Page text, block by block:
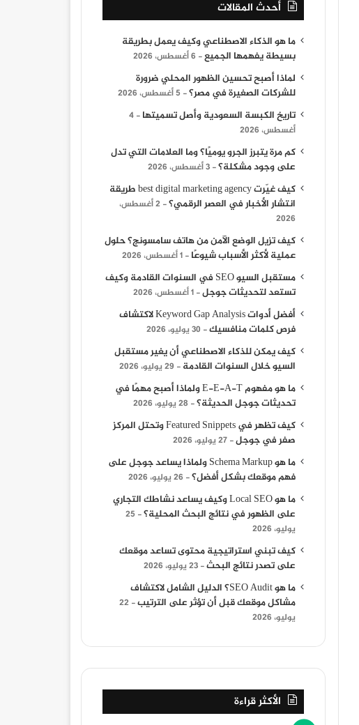
أحدث المقالات
ما هو الذكاء الاصطناعي وكيف يعمل بطريقة
بسيطة يفهمها الجميع
6 أغسطس، 2026
لماذا أصبح تحسين الظهور المحلي ضرورة
للشركات الصغيرة في مصر؟
5 أغسطس، 2026
تاريخ الكبسة السعودية وأصل تسميتها
4
أغسطس، 2026
كم مرة يتبرز الجرو يوميًا؟ وما العلامات التي تدل
على وجود مشكلة؟
3 أغسطس، 2026
كيف غيّرت best digital marketing agency طريقة
انتشار الأخبار في العصر الرقمي؟
2 أغسطس،
2026
كيف تزيل الوضع الآمن من هاتف سامسونج؟ حلول
عملية لأكثر الأسباب شيوعًا
1 أغسطس، 2026
مستقبل السيو SEO في السنوات القادمة وكيف
تستعد لتحديثات جوجل
1 أغسطس، 2026
أفضل أدوات Keyword Gap Analysis لاكتشاف
فرص كلمات منافسيك
30 يوليو، 2026
كيف يمكن للذكاء الاصطناعي أن يغير مستقبل
السيو خلال السنوات القادمة
29 يوليو، 2026
ما هو مفهوم E-E-A-T ولماذا أصبح مهمًا في
تحديثات جوجل الحديثة؟
28 يوليو، 2026
كيف تظهر في Featured Snippets وتحتل المركز
صفر في جوجل
27 يوليو، 2026
ما هو Schema Markup ولماذا يساعد جوجل على
فهم موقعك بشكل أفضل؟
26 يوليو، 2026
ما هو Local SEO وكيف يساعد نشاطك التجاري
على الظهور في نتائج البحث المحلية؟
25
يوليو، 2026
كيف تبني استراتيجية محتوى تساعد موقعك
على تصدر نتائج البحث
23 يوليو، 2026
ما هو SEO Audit؟ الدليل الشامل لاكتشاف
مشاكل موقعك قبل أن تؤثر على الترتيب
22
يوليو، 2026
الأكثر قراءة